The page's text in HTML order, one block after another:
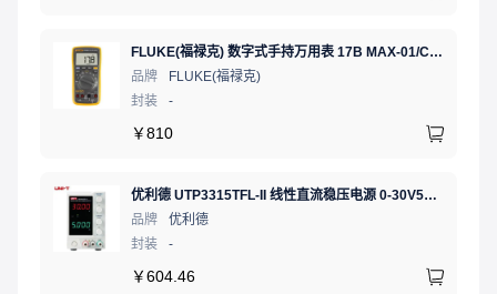
FLUKE(福禄克) 数字式手持万用表 17B MAX-01/CN 二极管测试;相对值;通断测试
品牌
FLUKE(福禄克)
封装
-
￥810
优利德 UTP3315TFL-II 线性直流稳压电源 0-30V5A 低噪声高精度实验电源
品牌
优利德
封装
-
￥604.46